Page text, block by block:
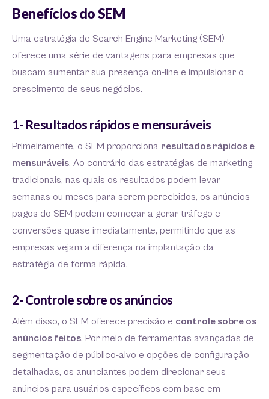
Benefícios do SEM
Uma estratégia de Search Engine Marketing (SEM)
oferece uma série de vantagens para empresas que
buscam aumentar sua presença on-line e impulsionar o
crescimento de seus negócios.
1- Resultados rápidos e mensuráveis
Primeiramente, o SEM proporciona resultados rápidos e
mensuráveis. Ao contrário das estratégias de marketing
tradicionais, nas quais os resultados podem levar
semanas ou meses para serem percebidos, os anúncios
pagos do SEM podem começar a gerar tráfego e
conversões quase imediatamente, permitindo que as
empresas vejam a diferença na implantação da
estratégia de forma rápida.
2- Controle sobre os anúncios
Além disso, o SEM oferece precisão e controle sobre os
anúncios feitos. Por meio de ferramentas avançadas de
segmentação de público-alvo e opções de configuração
detalhadas, os anunciantes podem direcionar seus
anúncios para usuários específicos com base em